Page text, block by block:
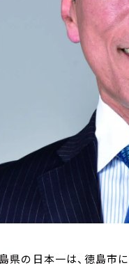
の日本一は、徳島市に